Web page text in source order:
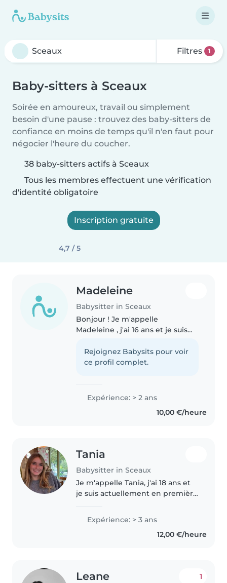
Filtres 1
Baby-sitters à Sceaux
Soirée en amoureux, travail ou simplement
besoin d'une pause : trouvez des baby-sitters de
confiance en moins de temps qu'il n'en faut pour
négocier l'heure du coucher.
38 baby-sitters actifs à Sceaux
Tous les membres effectuent une vérification
d'identité obligatoire
Inscription gratuite
4,7 / 5
Madeleine
Babysitter in Sceaux
Bonjour ! Je m'appelle
Madeleine , j'ai 16 ans et je suis
Première au lycée Marie Curie à
Sceaux. Sérieuse, responsable et
Rejoignez Babysits pour voir
ce profil complet.
Expérience: > 2 ans
10,00 €/heure
Tania
Babysitter in Sceaux
Je m'appelle Tania, j'ai 18 ans et
je suis actuellement en première
régulièrement et j'ai l'habitude
de m'occuper d'enfants. Cette..
Expérience: > 3 ans
12,00 €/heure
Leane 1